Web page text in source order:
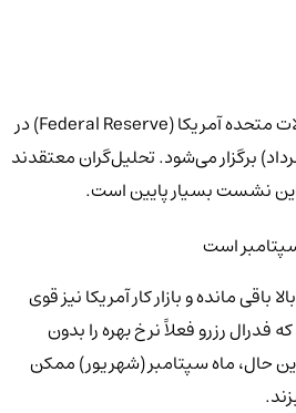
نشست آتی بانک مرکزی ایالات متحده آمریکا (Federal Reserve) در
۲۹ و ۳۰ ژوئیه (۸ و ۹ مرداد) برگزار می‌شود. تحلیل‌گران معتقدند
نشست بسیار پایین است.
است
باقی مانده و بازار کار آمریکا نیز قوی
رزرو فعلاً نرخ بهره را بدون
حال، ماه سپتامبر (شهریور) ممکن